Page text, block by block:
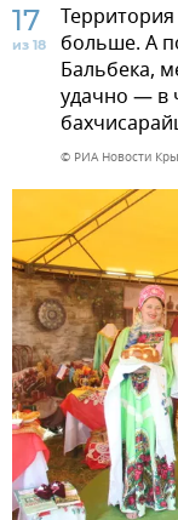
17
из 18
Территория
больше. А
Бальбека,
удачно — в
© РИА Новости